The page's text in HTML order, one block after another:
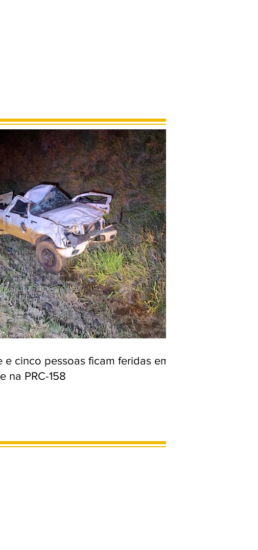
e cinco pessoas ficam feridas em
na PRC-158